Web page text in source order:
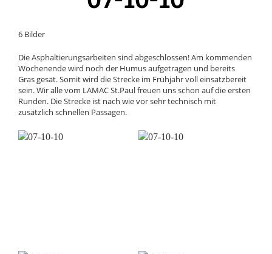
6 Bilder
Die Asphaltierungsarbeiten sind abgeschlossen! Am kommenden
Wochenende wird noch der Humus aufgetragen und bereits
Gras gesät. Somit wird die Strecke im Frühjahr voll einsatzbereit
sein. Wir alle vom LAMAC St.Paul freuen uns schon auf die ersten
Runden. Die Strecke ist nach wie vor sehr technisch mit
zusätzlich schnellen Passagen.